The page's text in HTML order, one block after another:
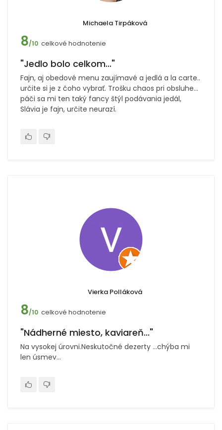
Michaela Tirpáková
8/10 celkové hodnotenie
"Jedlo bolo celkom..."
Fajn, aj obedové menu zaujímavé a jedlá a la carte..
určite si je z čoho vybrať. Trošku chaos pri obsluhe…
páči sa mi ten taký fancy štýl podávania jedál,
Slávia je fajn, určite neurazí.
Vierka Polláková
8/10 celkové hodnotenie
"Nádherné miesto, kaviareň..."
Na vysokej úrovni.Neskutočné dezerty ...chýba mi
len úsmev...